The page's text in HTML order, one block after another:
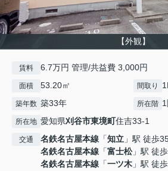
【外観】
賃料 6.7万円 管理/共益費 3,000円
面積 53.20㎡ 間取り
築年数 築33年 所在階
所在地 愛知県刈谷市東境町住吉33-1
交通 名鉄名古屋本線 「知立 」駅 徒歩
名鉄名古屋本線 「富士松」駅 徒
名鉄名古屋本線 「一ツ木 」駅 徒